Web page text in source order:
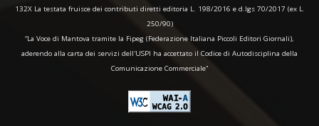
132X La testata fruisce dei contributi diretti editoria L. 198/2016 e d.lgs 70/2017 (ex L.
250/90)
“La Voce di Mantova tramite la Fipeg (Federazione Italiana Piccoli Editori Giornali),
aderendo alla carta dei servizi dell'USPI ha accettato il Codice di Autodisciplina della
Comunicazione Commerciale"